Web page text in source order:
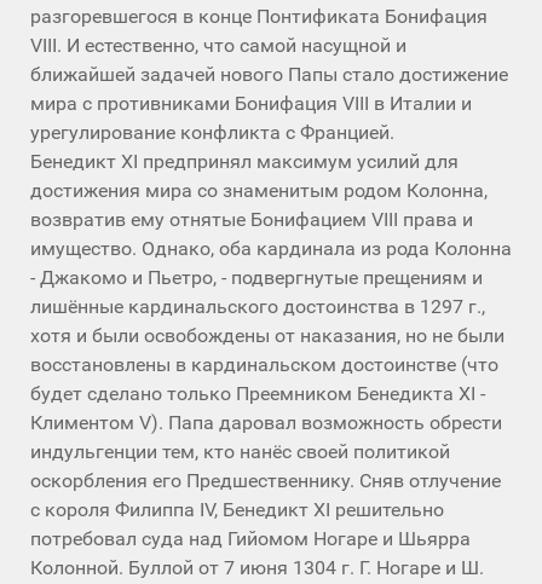
разгоревшегося в конце Понтификата Бонифация
VIII. И естественно, что самой насущной и
ближайшей задачей нового Папы стало достижение
мира с противниками Бонифация VIII в Италии и
урегулирование конфликта с Францией.
Бенедикт XI предпринял максимум усилий для
достижения мира со знаменитым родом Колонна,
возвратив ему отнятые Бонифацием VIII права и
имущество. Однако, оба кардинала из рода Колонна
- Джакомо и Пьетро, - подвергнутые прещениям и
лишённые кардинальского достоинства в 1297 г.,
хотя и были освобождены от наказания, но не были
восстановлены в кардинальском достоинстве (что
будет сделано только Преемником Бенедикта XI -
Климентом V). Папа даровал возможность обрести
индульгенции тем, кто нанёс своей политикой
оскорбления его Предшественнику. Сняв отлучение
с короля Филиппа IV, Бенедикт XI решительно
потребовал суда над Гийомом Ногаре и Шьярра
Колонной. Буллой от 7 июня 1304 г. Г. Ногаре и Ш.